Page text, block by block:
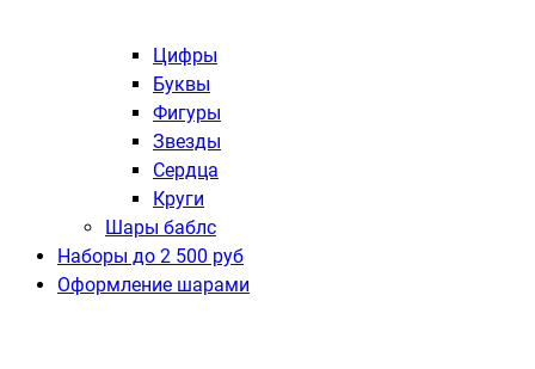
Цифры
Буквы
Фигуры
Звезды
Сердца
Круги
Шары баблс
Наборы до 2 500 руб
Оформление шарами